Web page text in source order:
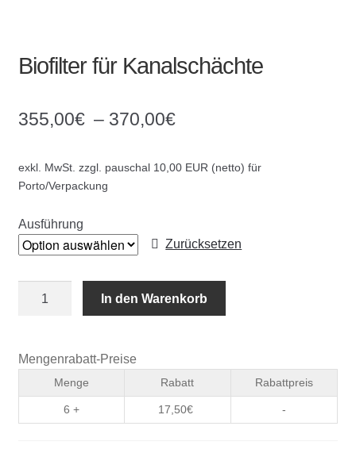
Sonderaktionen
Verschiedenes
Werkzeuge
Biofilter für Kanalschächte
355,00€ – 370,00€
exkl. MwSt. zzgl. pauschal 10,00 EUR (netto) für
Porto/Verpackung
Ausführung
Zurücksetzen
In den Warenkorb
Mengenrabatt-Preise
Menge Rabatt Rabattpreis
6 + 17,50€ -